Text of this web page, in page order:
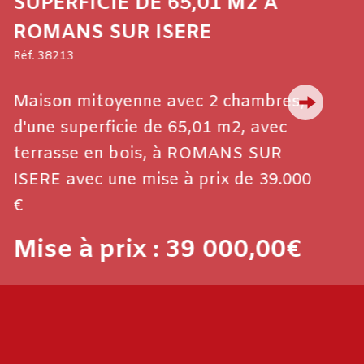
SUR ISERE
mitoyenne avec 2 chambres,
de 65,01 m2, avec
en bois, à ROMANS SUR
avec une mise à prix de 39.000
à prix : 39 000,00€